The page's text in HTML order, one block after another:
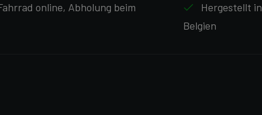
online, Abholung beim
Hergestellt in
Belgien